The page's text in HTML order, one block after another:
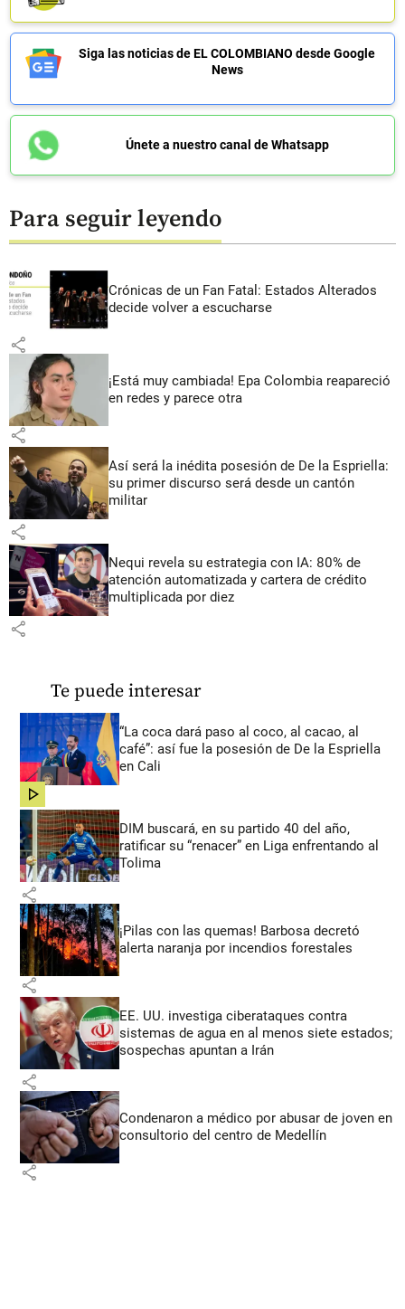
Siga las noticias de EL COLOMBIANO desde Google
News
Únete a nuestro canal de Whatsapp
Para seguir leyendo
Crónicas de un Fan Fatal: Estados Alterados
decide volver a escucharse
share
¡Está muy cambiada! Epa Colombia reapareció
en redes y parece otra
share
Así será la inédita posesión de De la Espriella:
su primer discurso será desde un cantón
militar
share
Nequi revela su estrategia con IA: 80% de
atención automatizada y cartera de crédito
multiplicada por diez
share
Te puede interesar
“La coca dará paso al coco, al cacao, al
café”: así fue la posesión de De la Espriella
en Cali
share
DIM buscará, en su partido 40 del año,
ratificar su “renacer” en Liga enfrentando al
Tolima
share
¡Pilas con las quemas! Barbosa decretó
alerta naranja por incendios forestales
share
EE. UU. investiga ciberataques contra
sistemas de agua en al menos siete estados;
sospechas apuntan a Irán
share
Condenaron a médico por abusar de joven en
consultorio del centro de Medellín
share